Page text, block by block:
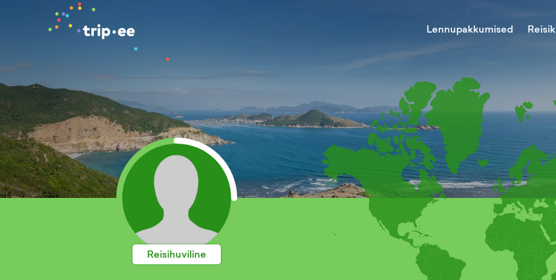
Lennupakkumised
Reisihuviline